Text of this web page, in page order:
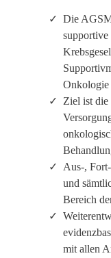
Die
supportive
Onkologie
Ziel ist die
Aus-,
und
Bereich
mit allen